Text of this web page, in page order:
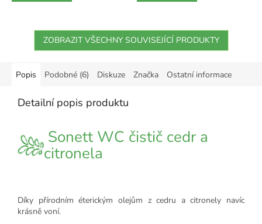
ZOBRAZIT VŠECHNY SOUVISEJÍCÍ PRODUKTY
Popis Podobné (6) Diskuze Značka Ostatní informace
Detailní popis produktu
Sonett WC čistič cedr a
citronela
Díky přírodním éterickým olejům z cedru a citronely navíc
krásně voní.